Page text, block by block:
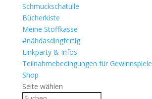
Schmuckschatulle
Bücherkiste
Meine Stoffkasse
#nähdasdingfertig
Linkparty & Infos
Teilnahmebedingungen für Gewinnspiele
Shop
Seite wählen